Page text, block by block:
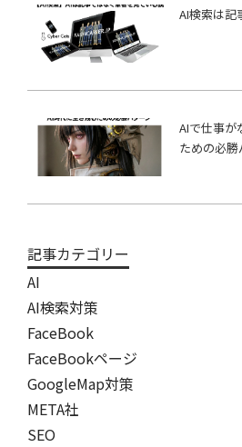
AI検索は記
AIで仕事が
ための必勝
記事カテゴリー
AI
AI検索対策
FaceBook
FaceBookページ
GoogleMap対策
META社
SEO